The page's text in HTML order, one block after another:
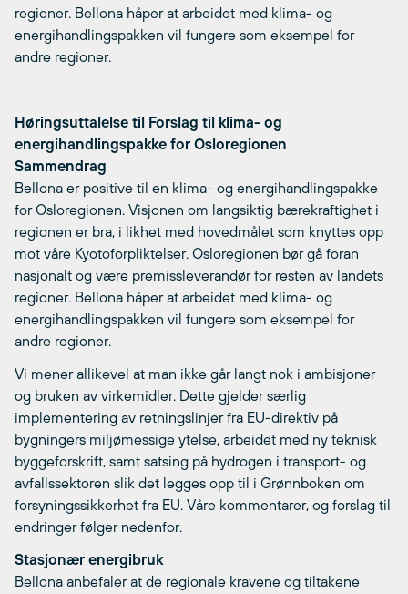
regioner. Bellona håper at arbeidet med klima- og
energihandlingspakken vil fungere som eksempel for
andre regioner.
Høringsuttalelse til Forslag til klima- og
energihandlingspakke for Osloregionen
Sammendrag
Bellona er positive til en klima- og energihandlingspakke
for Osloregionen. Visjonen om langsiktig bærekraftighet i
regionen er bra, i likhet med hovedmålet som knyttes opp
mot våre Kyotoforpliktelser. Osloregionen bør gå foran
nasjonalt og være premissleverandør for resten av landets
regioner. Bellona håper at arbeidet med klima- og
energihandlingspakken vil fungere som eksempel for
andre regioner.
Vi mener allikevel at man ikke går langt nok i ambisjoner
og bruken av virkemidler. Dette gjelder særlig
implementering av retningslinjer fra EU-direktiv på
bygningers miljømessige ytelse, arbeidet med ny teknisk
byggeforskrift, samt satsing på hydrogen i transport- og
avfallssektoren slik det legges opp til i Grønnboken om
forsyningssikkerhet fra EU. Våre kommentarer, og forslag til
endringer følger nedenfor.
Stasjonær energibruk
Bellona anbefaler at de regionale kravene og tiltakene